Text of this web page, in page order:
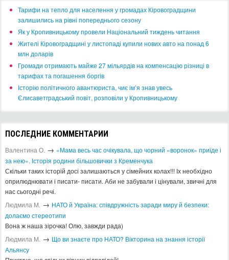
​Тарифи на тепло для населення у громадах Кіровоградщини
залишились на рівні попереднього сезону
​Як у Кропивницькому провели Національний тиждень читання
​Жителі Кіровоградщині у листопаді купили нових авто на понад 6
млн доларів
​Громади отримають майже 27 мільярдів на компенсацію різниці в
тарифах та погашення боргів
Історію політичного авантюриста, чиє ім’я знав увесь
Єлисаветградський повіт, розповіли у Кропивницькому
ПОСЛЕДНИЕ КОММЕНТАРИИ
Валентина О. → «Мама весь час очікувала, що чорний «воронок» приїде і
за нею». Історія родини більшовички з Кременчука
Скільки таких історій досі залишаються у сімейних колах!!! Іх необхідно
оприлюднювати і писати- писати. Аби не забували і цінували, звичні для
нас сьогодні речі.
Людмила М. → ​НАТО й Україна: співдружність заради миру й безпеки:
долаємо стереотипи
Вона ж наша зірочка! Олю, завжди рада)
Людмила М. → Що ви знаєте про НАТО? Вікторина на знання історії
Альянсу ​